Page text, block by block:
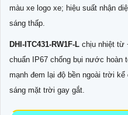
màu xe logo xe; hiệu suất nhận
sáng thấp.
DHI-ITC431-RW1F-L chịu nhiệt từ
chuẩn IP67 chống bụi nước hoàn
mạnh đem lại độ bền ngoài trời
sáng mặt trời gay gắt.